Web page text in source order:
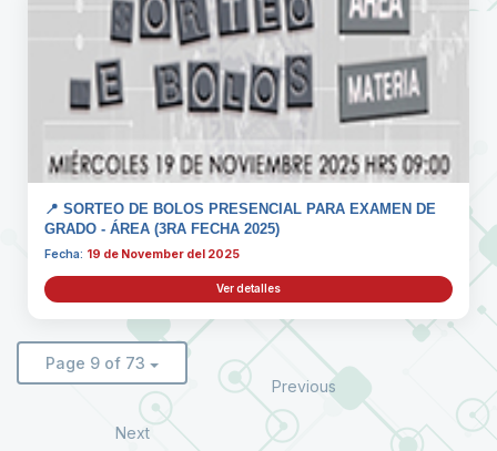
📍 SORTEO DE BOLOS PRESENCIAL PARA EXAMEN DE
GRADO - ÁREA (3RA FECHA 2025)
Fecha: 19 de November del 2025
Ver detalles
Page 9 of 73
Previous
Next